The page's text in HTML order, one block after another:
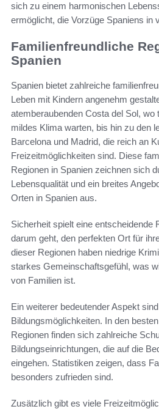
sich zu einem harmonischen
ermöglicht, die Vorzüge Spaniens in
Familienfreundliche
Spanien
Spanien bietet zahlreiche
Leben mit Kindern angenehm
atemberaubenden Costa del Sol, wo
mildes Klima warten, bis hin zu den
Barcelona und Madrid, die reich an
Freizeitmöglichkeiten sind. Diese
Regionen in Spanien zeichnen sich
Lebensqualität und ein breites
Orten in Spanien aus.
Sicherheit spielt eine entscheidende
darum geht, den perfekten Ort für
dieser Regionen haben niedrige
starkes Gemeinschaftsgefühl, was
von Familien ist.
Ein weiterer bedeutender Aspekt
Bildungsmöglichkeiten. In den
Regionen finden sich zahlreiche
Bildungseinrichtungen, die auf die
eingehen. Statistiken zeigen, dass
besonders zufrieden sind.
Zusätzlich gibt es viele